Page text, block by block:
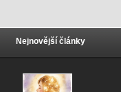
Nejnovější články